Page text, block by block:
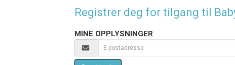
Registrer deg for tilgang til
MINE OPPLYSNINGER